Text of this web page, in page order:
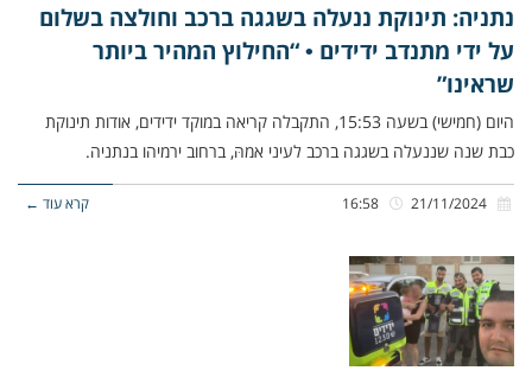
נתניה: תינוקת ננעלה בשגגה ברכב וחולצה בשלום
על ידי מתנדב ידידים • “החילוץ המהיר ביותר
שראינו”
היום (חמישי) בשעה 15:53, התקבלה קריאה במוקד ידידים, אודות תינוקת
כבת שנה שננעלה בשגגה ברכב לעיני אמהּ, ברחוב ירמיהו בנתניה.
קרא עוד ←